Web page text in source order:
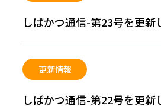
プライバシーポリシー
中道改革連合東京都第16
自治体議員選挙「候補者
しばかつ通信-第23号を更新
更新情報
しばかつ通信-第22号を更新